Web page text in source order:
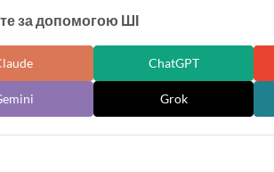
за допомогою ШІ
ChatGPT
Grok